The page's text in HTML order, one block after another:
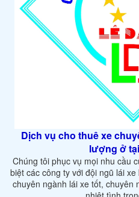
Dịch vụ cho thuê xe
lượng ở
Chúng tôi phục vụ mọi nhu cầu
biệt các công ty với đội ngũ lái
chuyên ngành lái xe tốt, chuyên